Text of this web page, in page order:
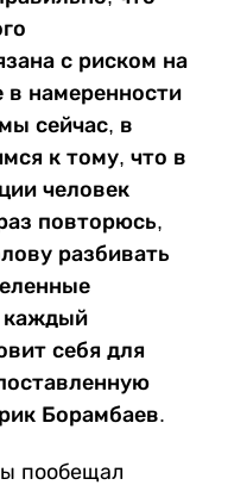
с риском на
намеренности
сейчас, в
к тому, что в
человек
повторюсь,
разбивать
каждый
себя для
Борамбаев.
пообещал